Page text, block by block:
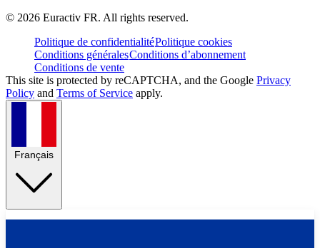
© 2026 Euractiv FR. All rights reserved.
Politique de confidentialitéPolitique cookies
Conditions généralesConditions d’abonnement
Conditions de vente
This site is protected by reCAPTCHA, and the Google Privacy
Policy and Terms of Service apply.
Français